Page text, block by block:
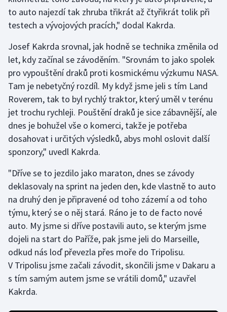
Olympijské hry
Parasport
Plavání
Plážový volejbal
Ragby
Rychlobruslení
Rychlostní kanoistika
Short track
Sportovní střelba
Stolní tenis
Triatlon
Veslování
to auto najezdí tak zhruba třikrát až čtyřikrát tolik při
testech a vývojových pracích," dodal Kakrda.
Josef Kakrda srovnal, jak hodně se technika změnila od
let, kdy začínal se závoděním. "Srovnám to jako spolek
pro vypouštění draků proti kosmickému výzkumu NASA.
Tam je nebetyčný rozdíl. My když jsme jeli s tím Land
Roverem, tak to byl rychlý traktor, který uměl v terénu
jet trochu rychleji. Pouštění draků je sice zábavnější, ale
dnes je bohužel vše o komerci, takže je potřeba
dosahovat i určitých výsledků, abys mohl oslovit další
sponzory," uvedl Kakrda.
"Dříve se to jezdilo jako maraton, dnes se závody
deklasovaly na sprint na jeden den, kde vlastně to auto
na druhý den je připravené od toho zázemí a od toho
týmu, který se o něj stará. Ráno je to de facto nové
auto. My jsme si dříve postavili auto, se kterým jsme
dojeli na start do Paříže, pak jsme jeli do Marseille,
odkud nás loď převezla přes moře do Tripolisu.
V Tripolisu jsme začali závodit, skončili jsme v Dakaru a
s tím samým autem jsme se vrátili domů," uzavřel
Kakrda.